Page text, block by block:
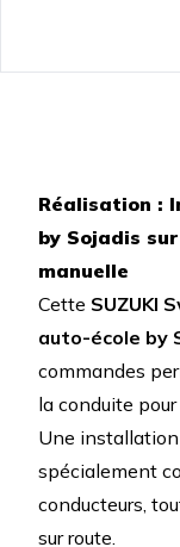
Réalisation :
by Sojadis
manuelle
Cette SUZUKI
auto-école by
commandes
la conduite
Une
spécialement
conducteurs,
sur route.